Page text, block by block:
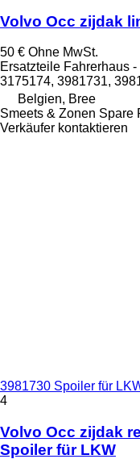
Volvo Occ zijdak
50 € Ohne MwSt.
Ersatzteile Fahrerhaus
3175174, 3981731,
Belgien, Bree
Smeets & Zonen Spare
Verkäufer kontaktieren
3981730 Spoiler für
4
Volvo Occ zijdak
Spoiler für LKW